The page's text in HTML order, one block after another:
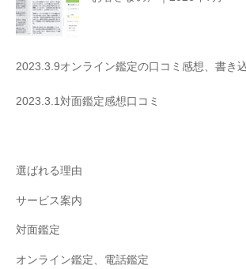
2023.3.9オンライン鑑定の口コミ感想、書き
2023.3.1対面鑑定感想口コミ
選ばれる理由
サービス案内
対面鑑定
オンライン鑑定、電話鑑定